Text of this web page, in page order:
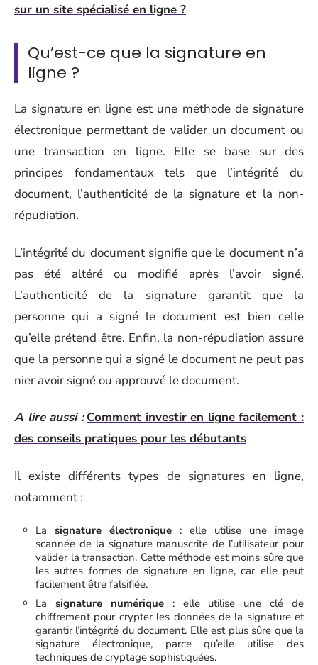
sur un site spécialisé en ligne ?
Qu’est-ce que la signature en
ligne ?
La signature en ligne est une méthode de signature
électronique permettant de valider un document ou
une transaction en ligne. Elle se base sur des
principes fondamentaux tels que l’intégrité du
document, l’authenticité de la signature et la non-
répudiation.
L’intégrité du document signifie que le document n’a
pas été altéré ou modifié après l’avoir signé.
L’authenticité de la signature garantit que la
personne qui a signé le document est bien celle
qu’elle prétend être. Enfin, la non-répudiation assure
que la personne qui a signé le document ne peut pas
nier avoir signé ou approuvé le document.
A lire aussi : Comment investir en ligne facilement :
des conseils pratiques pour les débutants
Il existe différents types de signatures en ligne,
notamment :
La signature électronique : elle utilise une image
scannée de la signature manuscrite de l’utilisateur pour
valider la transaction. Cette méthode est moins sûre que
les autres formes de signature en ligne, car elle peut
facilement être falsifiée.
La signature numérique: elle utilise une clé de
chiffrement pour crypter les données de la signature et
garantir l’intégrité du document. Elle est plus sûre que la
signature électronique, parce qu’elle utilise des
techniques de cryptage sophistiquées.